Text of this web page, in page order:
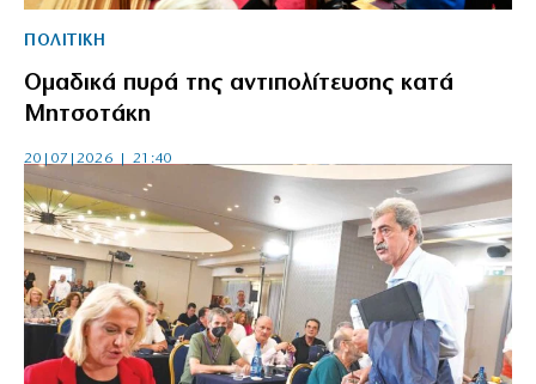
ΠΟΛΙΤΙΚΗ
Ομαδικά πυρά της αντιπολίτευσης κατά
Μητσοτάκη
20|07|2026 | 21:40